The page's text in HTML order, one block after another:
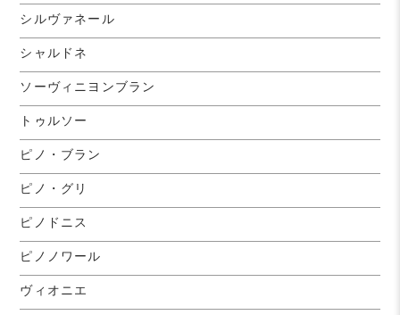
シルヴァネール
シャルドネ
ソーヴィニヨンブラン
トゥルソー
ピノ・ブラン
ピノ・グリ
ピノドニス
ピノノワール
ヴィオニエ